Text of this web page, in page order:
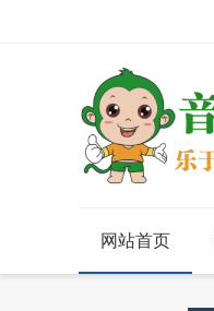
网站首页